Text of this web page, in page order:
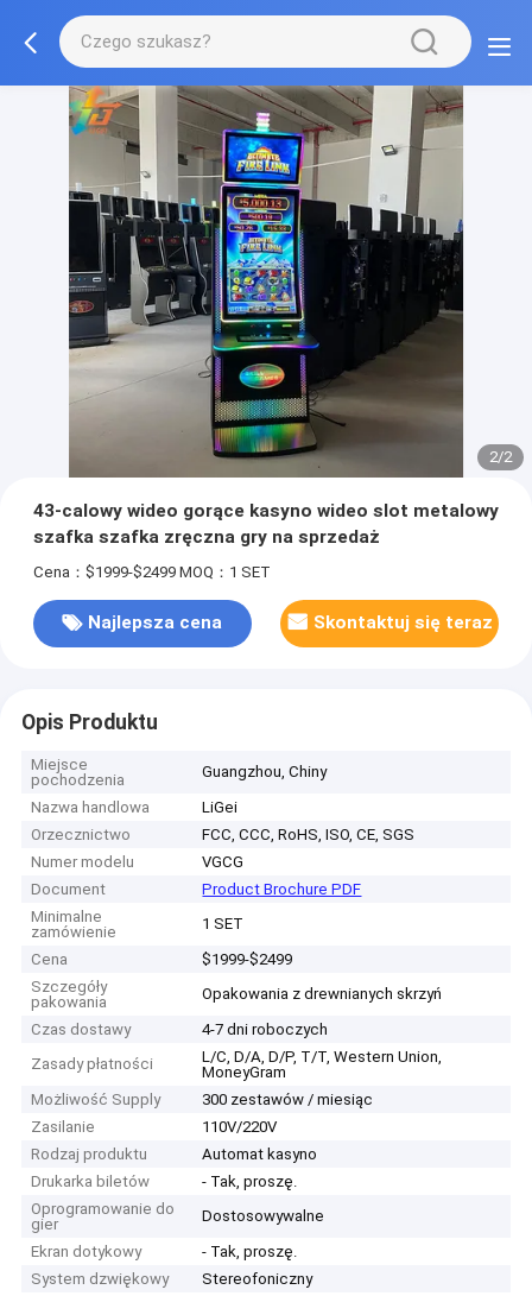
2/2
43-calowy wideo gorące kasyno wideo slot metalowy
szafka szafka zręczna gry na sprzedaż
Cena：$1999-$2499 MOQ：1 SET
Najlepsza cena Skontaktuj się teraz
Opis Produktu
Miejsce
pochodzenia
Guangzhou, Chiny
Nazwa handlowa
LiGei
Orzecznictwo
FCC, CCC, RoHS, ISO, CE, SGS
Numer modelu
VGCG
Document
Product Brochure PDF
Minimalne
zamówienie
1 SET
Cena
$1999-$2499
Szczegóły
pakowania
Opakowania z drewnianych skrzyń
Czas dostawy
4-7 dni roboczych
Zasady płatności
L/C, D/A, D/P, T/T, Western Union,
MoneyGram
Możliwość Supply
300 zestawów / miesiąc
Zasilanie
110V/220V
Rodzaj produktu
Automat kasyno
Drukarka biletów
- Tak, proszę.
Oprogramowanie do
gier
Dostosowywalne
Ekran dotykowy
- Tak, proszę.
System dzwiękowy
Stereofoniczny